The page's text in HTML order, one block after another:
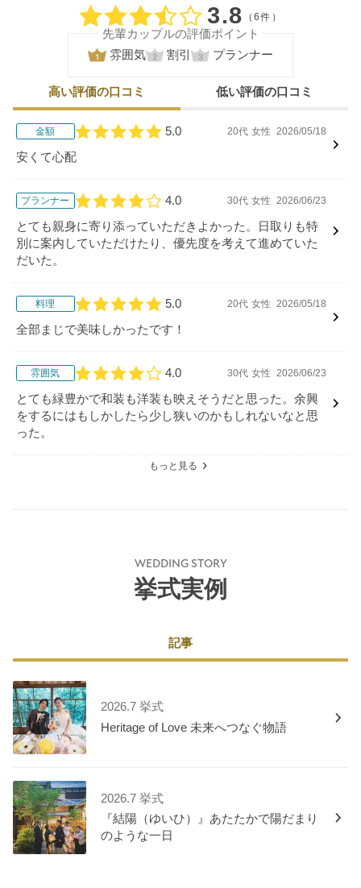
口コミ評価
3.8 （6件）
先輩カップルの評価ポイント
雰囲気
割引 プランナー
高い評価の口コミ 低い評価の口コミ
金額
口コミ評価
5.0 20代 女性 2026/05/18
安くて心配
プランナー
口コミ評価
4.0 30代 女性 2026/06/23
とても親身に寄り添っていただきよかった。日取りも特
別に案内していただけたり、優先度を考えて進めていた
だいた。
料理
口コミ評価
5.0 20代 女性 2026/05/18
全部まじで美味しかったです！
雰囲気
口コミ評価
4.0 30代 女性 2026/06/23
とても緑豊かで和装も洋装も映えそうだと思った。余興
をするにはもしかしたら少し狭いのかもしれないなと思
った。
もっと見る
WEDDING STORY
挙式実例
記事
2026.7 挙式
Heritage of Love 未来へつなぐ物語
2026.7 挙式
『結陽（ゆいひ）』あたたかで陽だまり
のような一日